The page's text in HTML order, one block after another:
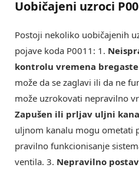
Uobičajeni uzroci
Postoji nekoliko uobičajenih
pojave koda P0011: 1.
kontrolu vremena
može da se zaglavi ili da ne
može uzrokovati nepravilno
Zapušen ili prljav uljni
uljnom kanalu mogu ometati
pravilno funkcionisanje
ventila. 3. Nepravilno